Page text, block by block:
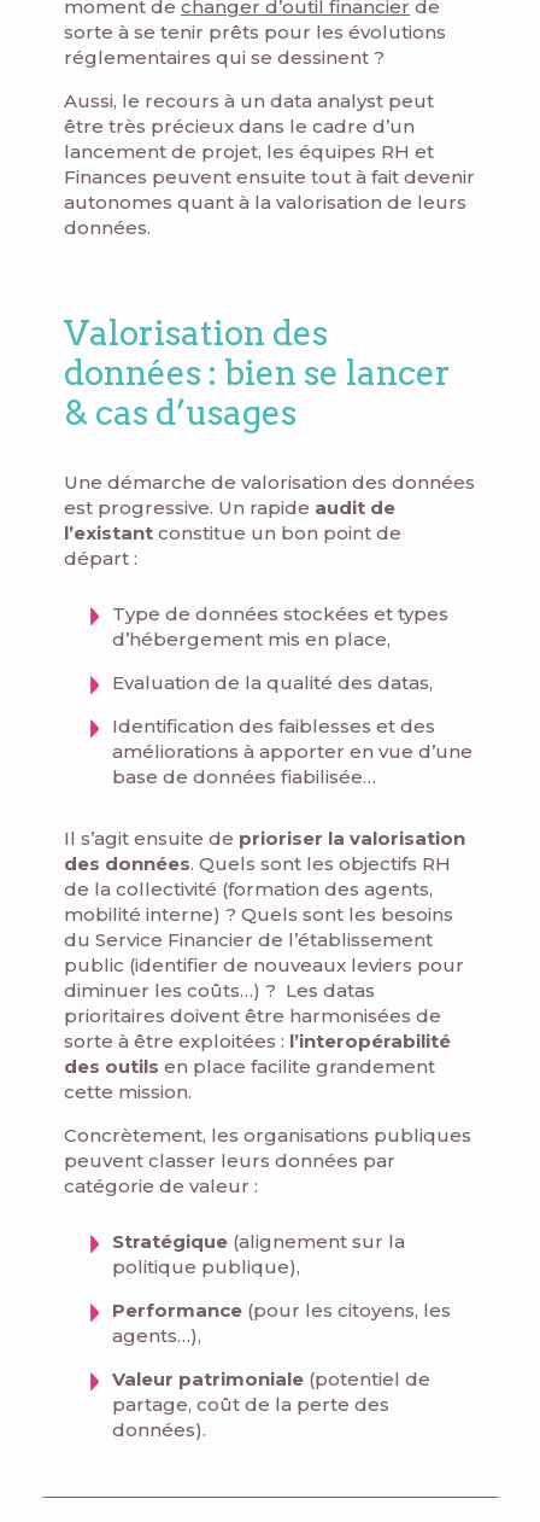
moment de changer d’outil financier de
sorte à se tenir prêts pour les évolutions
réglementaires qui se dessinent ?
Aussi, le recours à un data analyst peut
être très précieux dans le cadre d’un
lancement de projet, les équipes RH et
Finances peuvent ensuite tout à fait devenir
autonomes quant à la valorisation de leurs
données.
Valorisation des
données : bien se lancer
& cas d’usages
Une démarche de valorisation des données
est progressive. Un rapide audit de
l’existant constitue un bon point de
départ :
Type de données stockées et types
d’hébergement mis en place,
Evaluation de la qualité des datas,
Identification des faiblesses et des
améliorations à apporter en vue d’une
base de données fiabilisée…
Il s’agit ensuite de prioriser la valorisation
des données. Quels sont les objectifs RH
de la collectivité (formation des agents,
mobilité interne) ? Quels sont les besoins
du Service Financier de l’établissement
public (identifier de nouveaux leviers pour
diminuer les coûts…) ? Les datas
prioritaires doivent être harmonisées de
sorte à être exploitées : l’interopérabilité
des outils en place facilite grandement
cette mission.
Concrètement, les organisations publiques
peuvent classer leurs données par
catégorie de valeur :
Stratégique (alignement sur la
politique publique),
Performance (pour les citoyens, les
agents…),
Valeur patrimoniale (potentiel de
partage, coût de la perte des
données).